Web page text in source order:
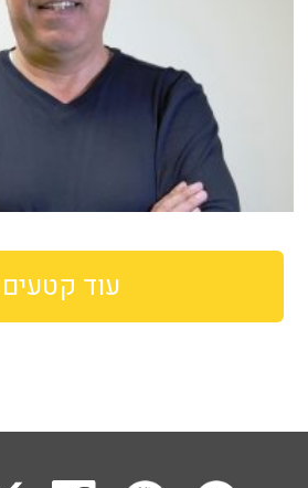
עוד קטעים